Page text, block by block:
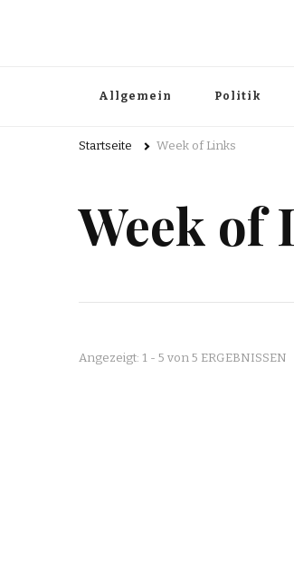
Allgemein Politik
Startseite Week of Links
Week of
Angezeigt: 1 - 5 von 5 ERGEBNISSEN